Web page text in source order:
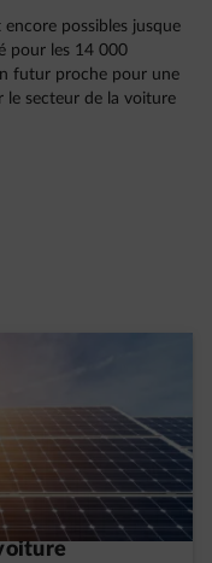
possibles jusque
pour les 14 000
futur proche pour une
le secteur de la voiture